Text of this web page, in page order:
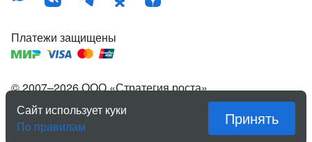
© 2007–2026ООО «Стратегия роста»,
зарегистрированный товарный знак «Квартирка».
Правовая информация
Платежи защищены
Сайт использует куки
По правилам
Принять